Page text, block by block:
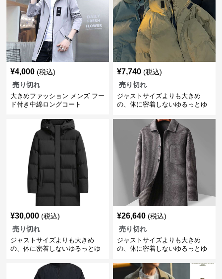
¥4,000 (税込)
売り切れ
大きめファッション メンズ フー
ド付き中綿ロングコート
¥7,740 (税込)
売り切れ
ジャストサイズよりも大きめ
の、体に密着しないゆるっとゆ
軽量防寒ダウンジャケット ゆっ
たりシルエット
¥30,000 (税込)
売り切れ
ジャストサイズよりも大きめ
の、体に密着しないゆるっとゆ
冬の包み込みゆったりダウンコ
¥26,640 (税込)
売り切れ
ジャストサイズよりも大きめ
の、体に密着しないゆるっとゆ
リラックスフィットストライプ
ジャケット